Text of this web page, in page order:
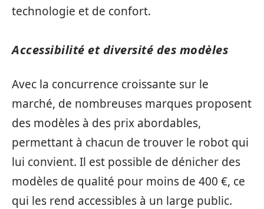
technologie et de confort.
Accessibilité et diversité des modèles
Avec la concurrence croissante sur le
marché, de nombreuses marques proposent
des modèles à des prix abordables,
permettant à chacun de trouver le robot qui
lui convient. Il est possible de dénicher des
modèles de qualité pour moins de 400 €, ce
qui les rend accessibles à un large public.